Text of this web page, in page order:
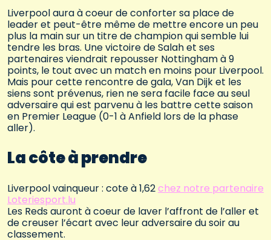
Liverpool aura à coeur de conforter sa place de
leader et peut-être même de mettre encore un peu
plus la main sur un titre de champion qui semble lui
tendre les bras. Une victoire de Salah et ses
partenaires viendrait repousser Nottingham à 9
points, le tout avec un match en moins pour Liverpool.
Mais pour cette rencontre de gala, Van Dijk et les
siens sont prévenus, rien ne sera facile face au seul
adversaire qui est parvenu à les battre cette saison
en Premier League (0-1 à Anfield lors de la phase
aller).
La côte à prendre
Liverpool vainqueur : cote à 1,62chez notre partenaire
Loteriesport.lu
Les Reds auront à coeur de laver l’affront de l’aller et
de creuser l’écart avec leur adversaire du soir au
classement.